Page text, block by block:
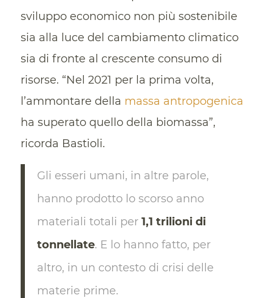
sviluppo economico non più sostenibile
sia alla luce del cambiamento climatico
sia di fronte al crescente consumo di
risorse. “Nel 2021 per la prima volta,
l’ammontare della massa antropogenica
ha superato quello della biomassa”,
ricorda Bastioli.
Gli esseri umani, in altre parole,
hanno prodotto lo scorso anno
materiali totali per 1,1 trilioni di
tonnellate. E lo hanno fatto, per
altro, in un contesto di crisi delle
materie prime.